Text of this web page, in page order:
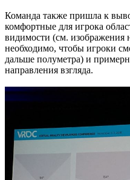
Команда также пришла к
комфортные для игрока
видимости (см. изображения
необходимо, чтобы игроки
дальше полуметра) и
направления взгляда.